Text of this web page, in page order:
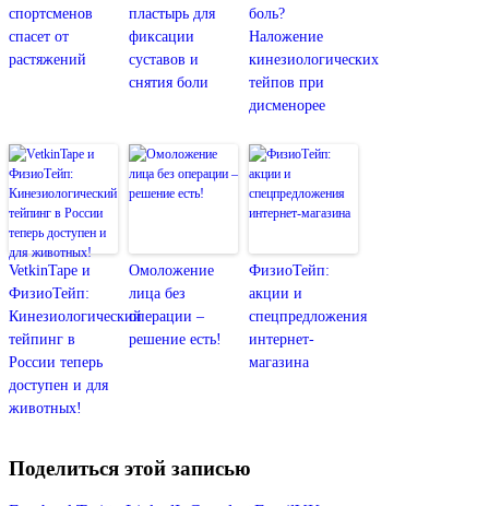
спортсменов
спасет от
растяжений
пластырь для
фиксации
суставов и
снятия боли
боль?
Наложение
кинезиологических
тейпов при
дисменорее
VetkinTape и
ФизиоТейп:
Кинезиологический
тейпинг в
России теперь
доступен и для
животных!
Омоложение
лица без
операции –
решение есть!
ФизиоТейп:
акции и
спецпредложения
интернет-
магазина
Поделиться этой записью